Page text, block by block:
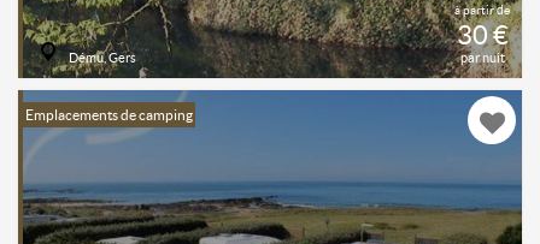
à partir de
30 €
par nuit
Dému, Gers
Emplacements de camping